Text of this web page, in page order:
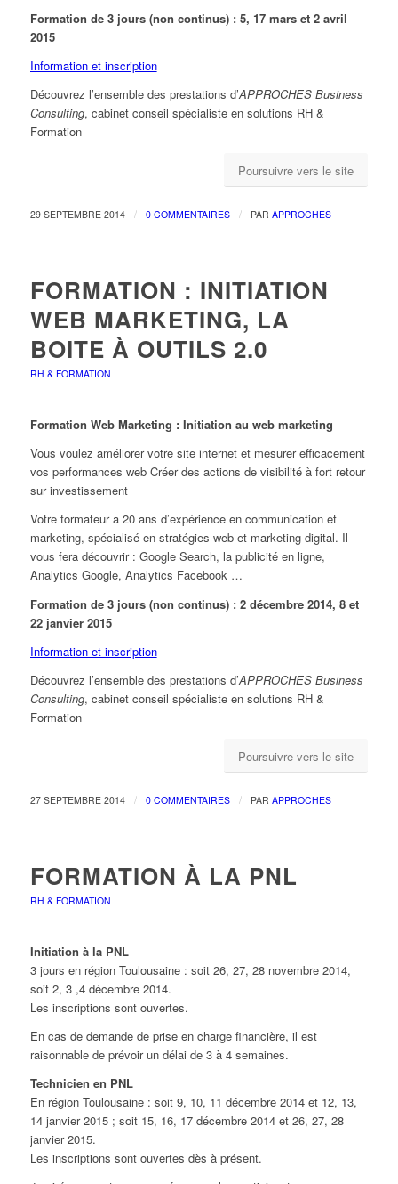
Formation de 3 jours (non continus) : 5, 17 mars et 2 avril
2015
Information et inscription
Découvrez l’ensemble des prestations d’APPROCHES Business
Consulting, cabinet conseil spécialiste en solutions RH &
Formation
Poursuivre vers le site
29 SEPTEMBRE 2014 / 0 COMMENTAIRES / PAR APPROCHES
FORMATION : INITIATION
WEB MARKETING, LA
BOITE À OUTILS 2.0
RH & FORMATION
Formation Web Marketing : Initiation au web marketing
Vous voulez améliorer votre site internet et mesurer efficacement
vos performances web Créer des actions de visibilité à fort retour
sur investissement
Votre formateur a 20 ans d’expérience en communication et
marketing, spécialisé en stratégies web et marketing digital. Il
vous fera découvrir : Google Search, la publicité en ligne,
Analytics Google, Analytics Facebook …
Formation de 3 jours (non continus) : 2 décembre 2014, 8 et
22 janvier 2015
Information et inscription
Découvrez l’ensemble des prestations d’APPROCHES Business
Consulting, cabinet conseil spécialiste en solutions RH &
Formation
Poursuivre vers le site
27 SEPTEMBRE 2014 / 0 COMMENTAIRES / PAR APPROCHES
FORMATION À LA PNL
RH & FORMATION
Initiation à la PNL
3 jours en région Toulousaine : soit 26, 27, 28 novembre 2014,
soit 2, 3 ,4 décembre 2014.
Les inscriptions sont ouvertes.
En cas de demande de prise en charge financière, il est
raisonnable de prévoir un délai de 3 à 4 semaines.
Technicien en PNL
En région Toulousaine : soit 9, 10, 11 décembre 2014 et 12, 13,
14 janvier 2015 ; soit 15, 16, 17 décembre 2014 et 26, 27, 28
janvier 2015.
Les inscriptions sont ouvertes dès à présent.